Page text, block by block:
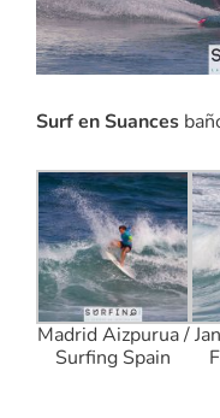
Surf en Suances
Madrid Aizpurua /
Surfing Spain